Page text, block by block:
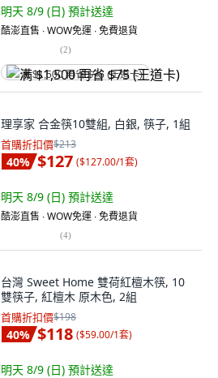
明天 8/9 (日) 預計送達
酷澎直售 ∙ WOW免運 ∙ 免費退貨
(2)
满 $1,500 再省 $75 (王道卡)
理享家 合金筷10雙組, 白銀, 筷子, 1組
首購折扣價$213
40% $127 ($127.00/1套)
明天 8/9 (日) 預計送達
酷澎直售 ∙ WOW免運 ∙ 免費退貨
(4)
台灣 Sweet Home 雙荷紅檀木筷, 10
雙筷子, 紅檀木 原木色, 2組
首購折扣價$198
40% $118 ($59.00/1套)
明天 8/9 (日) 預計送達